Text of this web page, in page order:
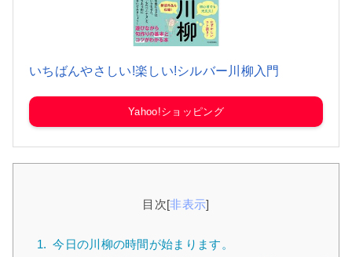
いちばんやさしい!楽しい!シルバー川柳入門
Yahoo!ショッピング
目次[非表示]
1. 今日の川柳の時間が始まります。